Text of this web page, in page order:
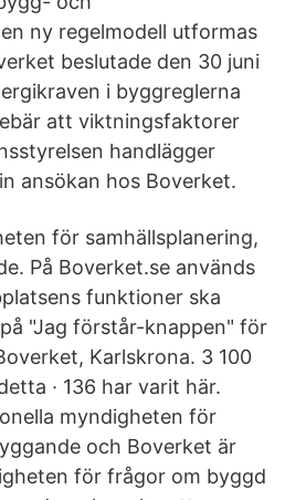
ny regelmodell utformas
beslutade den 30 juni
i byggreglerna
att viktningsfaktorer
handlägger
ansökan hos Boverket.
för samhällsplanering,
På Boverket.se används
funktioner ska
"Jag förstår-knappen" för
Karlskrona. 3 100
· 136 har varit här.
myndigheten för
och Boverket är
för frågor om byggd